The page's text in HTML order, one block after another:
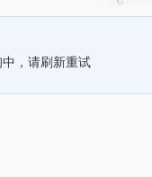
，请刷新重试